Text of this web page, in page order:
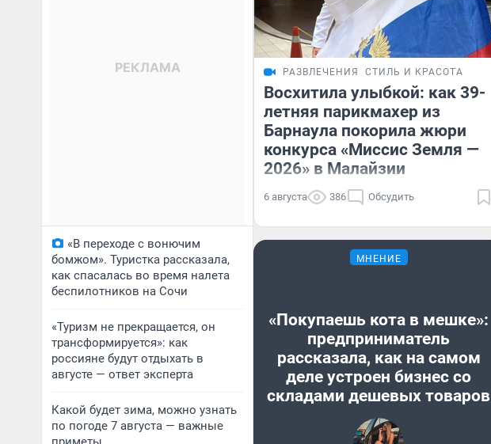
«В переходе с вонючим
бомжом». Туристка рассказала,
как спасалась во время налета
беспилотников на Сочи
«Туризм не прекращается, он
трансформируется»: как
россияне будут отдыхать в
августе — ответ эксперта
Какой будет зима, можно узнать
по погоде 7 августа — важные
РАЗВЛЕЧЕНИЯ СТИЛЬ И КРАСОТА
Восхитила улыбкой: как 39-
летняя парикмахер из
Барнаула покорила жюри
конкурса «Миссис Земля —
2026» в Малайзии
6 августа 386 Обсудить
МНЕНИЕ
«Покупаешь кота в мешке»:
предприниматель
рассказала, как на самом
деле устроен бизнес со
складами дешевых товаров